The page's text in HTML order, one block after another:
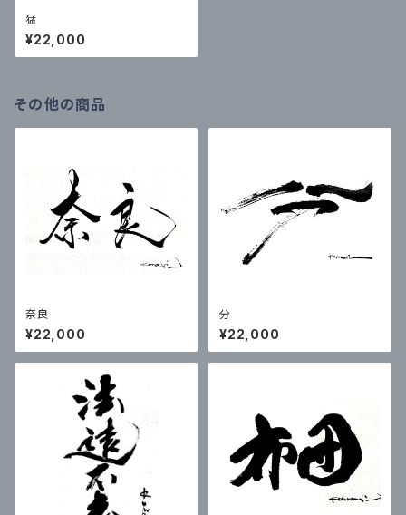
猛
¥22,000
その他の商品
奈良
¥22,000
分
¥22,000